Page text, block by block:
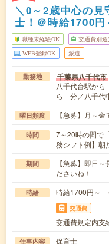
＼0～2歳中心の
士！＠時給1700円
職種未経験OK 交通費別途
WEB登録OK 派遣
勤務地 千葉県八千代市
八千代台駅から
ら---分／八千代
曜日頻度 【急募】月～
時間
7～20時の間で
務シフト例】
期間
【急募】即日
ださいね！
時給 時給1700円～
交通費
交通費規定内支
仕事内容 保育士